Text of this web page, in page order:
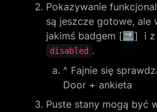
Pokazywanie
są jeszcze gotowe,
disabled .
^ Fajnie się
Door + ankieta
Puste stany mogą być